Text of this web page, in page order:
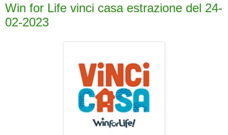
Win for Life vinci casa estrazione del 24-
02-2023